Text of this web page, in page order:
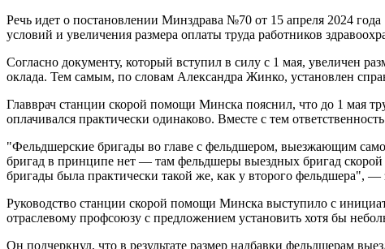
Речь идет о постановлении Минздрава №70 от 15 апреля 2024
условий и увеличения размера оплаты труда работников
Согласно документу, который вступил в силу с 1 мая, увеличен
оклада. Тем самым, по словам Александра Жинко, установлен
Главврач станции скорой помощи Минска пояснил, что до 1 мая
оплачивался практически одинаково. Вместе с тем
"Фельдшерские бригады во главе с фельдшером, выезжающим
бригад в принципе нет — там фельдшеры выездных бригад
бригады была практически такой же, как у второго фельдшера",
Руководство станции скорой помощи Минска выступило с
отраслевому профсоюзу с предложением установить хотя бы
Он подчеркнул, что в результате размер надбавки фельдшерам